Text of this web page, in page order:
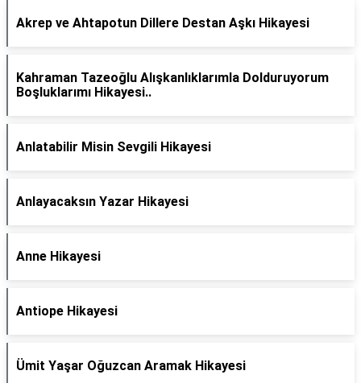
Akrep ve Ahtapotun Dillere Destan Aşkı Hikayesi
Kahraman Tazeoğlu Alışkanlıklarımla Dolduruyorum
Boşluklarımı Hikayesi..
Anlatabilir Misin Sevgili Hikayesi
Anlayacaksın Yazar Hikayesi
Anne Hikayesi
Antiope Hikayesi
Ümit Yaşar Oğuzcan Aramak Hikayesi